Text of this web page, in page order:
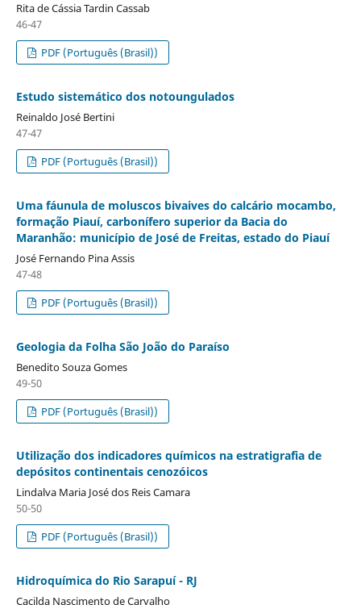
Rita de Cássia Tardin Cassab
46-47
PDF (Português (Brasil))
Estudo sistemático dos notoungulados
Reinaldo José Bertini
47-47
PDF (Português (Brasil))
Uma fáunula de moluscos bivaives do calcário mocambo,
formação Piauí, carbonífero superior da Bacia do
Maranhão: município de José de Freitas, estado do Piauí
José Fernando Pina Assis
47-48
PDF (Português (Brasil))
Geologia da Folha São João do Paraíso
Benedito Souza Gomes
49-50
PDF (Português (Brasil))
Utilização dos indicadores químicos na estratigrafia de
depósitos continentais cenozóicos
Lindalva Maria José dos Reis Camara
50-50
PDF (Português (Brasil))
Hidroquímica do Rio Sarapuí - RJ
Cacilda Nascimento de Carvalho